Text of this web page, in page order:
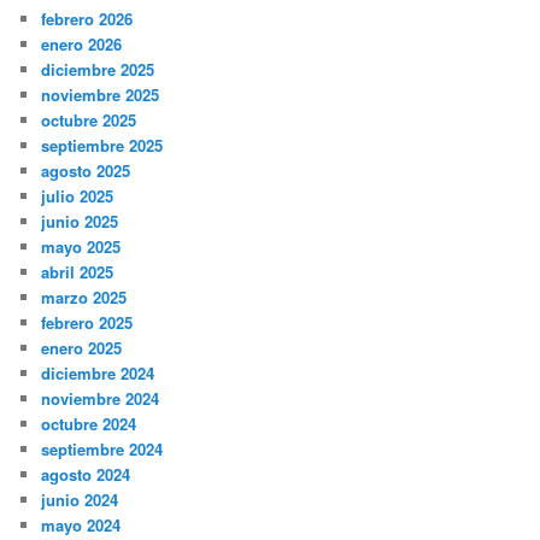
febrero 2026
enero 2026
diciembre 2025
noviembre 2025
octubre 2025
septiembre 2025
agosto 2025
julio 2025
junio 2025
mayo 2025
abril 2025
marzo 2025
febrero 2025
enero 2025
diciembre 2024
noviembre 2024
octubre 2024
septiembre 2024
agosto 2024
junio 2024
mayo 2024